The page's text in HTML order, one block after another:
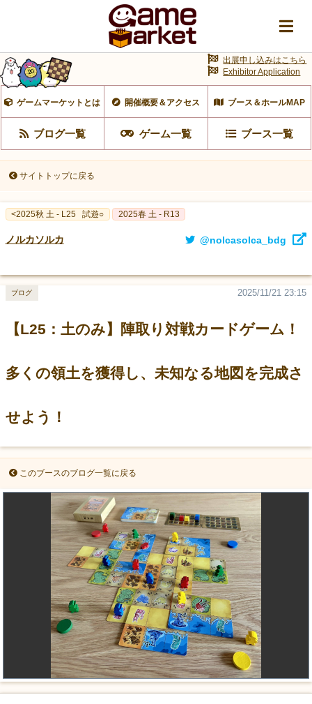
ゲームマーケットとは 開催概要＆アクセス ブース＆ホールMAP
ブログ一覧 ゲーム一覧 ブース一覧
出展申し込みはこちら
Exhibitor Application
サイトトップに戻る
<2025秋 土 - L25 試遊○ 2025春 土 - R13
ノルカソルカ @nolcasolca_bdg
【L25：土のみ】陣取り対戦カードゲーム！
多くの領土を獲得し、未知なる地図を完成さ
せよう！
2025/11/21 23:15
ブログ
このブースのブログ一覧に戻る